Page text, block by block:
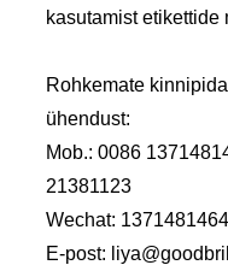
kasutamist etikettide
Rohkemate
ühendust:
Mob.: 0086
21381123
Wechat:
E-post: